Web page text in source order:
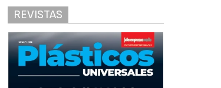
REVISTAS